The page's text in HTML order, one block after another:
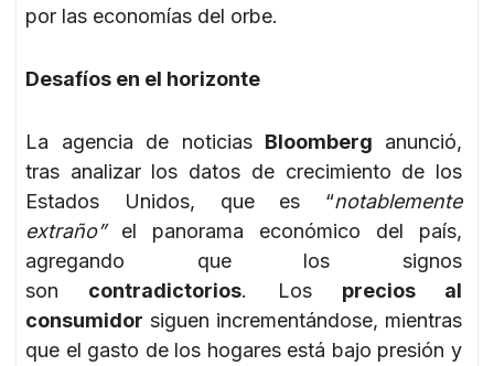
por las economías del orbe.
Desafíos en el horizonte
La agencia de noticias Bloomberg anunció,
tras analizar los datos de crecimiento de los
Estados Unidos, que es “notablemente
extraño”el panorama económico del país,
agregando que los signos
son contradictorios. Los precios al
consumidor siguen incrementándose, mientras
que el gasto de los hogares está bajo presión y